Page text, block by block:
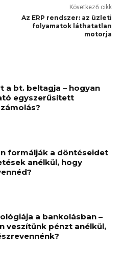
Következő cikk
Az ERP rendszer: az üzleti
folyamatok láthatatlan
motorja
a bt. beltagja – hogyan
egyszerűsített
formálják a döntéseidet
anélkül, hogy
a bankolásban –
veszítünk pénzt anélkül,